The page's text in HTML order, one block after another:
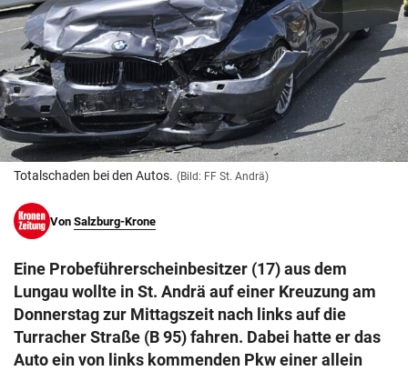
eingeben
© Krone Multimedia GmbH & Co KG 2026
Muthgasse 2, 1190 Wien
Totalschaden bei den Autos. (Bild: FF St. Andrä)
Von Salzburg-Krone
Eine Probeführerscheinbesitzer (17) aus dem
Lungau wollte in St. Andrä auf einer Kreuzung am
Donnerstag zur Mittagszeit nach links auf die
Turracher Straße (B 95) fahren. Dabei hatte er das
Auto ein von links kommenden Pkw einer allein